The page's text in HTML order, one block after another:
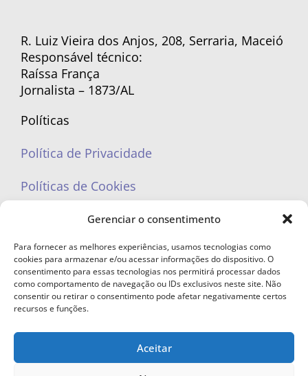
Gerenciar o consentimento
Para fornecer as melhores experiências, usamos tecnologias como
cookies para armazenar e/ou acessar informações do dispositivo. O
consentimento para essas tecnologias nos permitirá processar dados
como comportamento de navegação ou IDs exclusivos neste site. Não
consentir ou retirar o consentimento pode afetar negativamente certos
recursos e funções.
Aceitar
R. Luiz Vieira dos Anjos, 208, Serraria, Maceió
Responsável técnico:
Raíssa França
Jornalista – 1873/AL
Políticas
Política de Privacidade
Políticas de Cookies
portaleufemea@gmail.com
© Copyright 2023 - Todos os direitos reservados. Proibida cópia total ou
parcial sem autorização.